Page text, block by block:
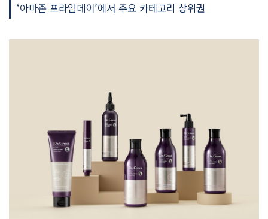
‘아마존 프라임데이’에서 주요 카테고리 상위권